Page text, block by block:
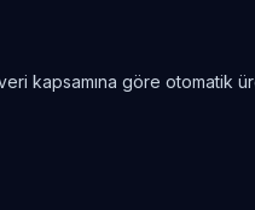
kapsamına göre otomatik